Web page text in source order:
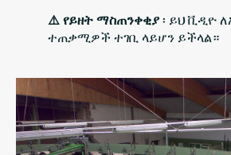
⚠️ የይዘት ማስጠንቀቂያ፡ ይህ ቪዲዮ
ተጠቃሚዎች ተገቢ ላይሆን ይችላል።